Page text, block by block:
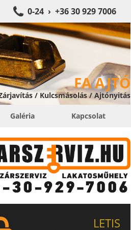
0-24 › +36 30 929 7006
FA AJTÓ
/ Kulcsmásolás / Ajtónyitás
Galéria Kapcsolat
LETIS